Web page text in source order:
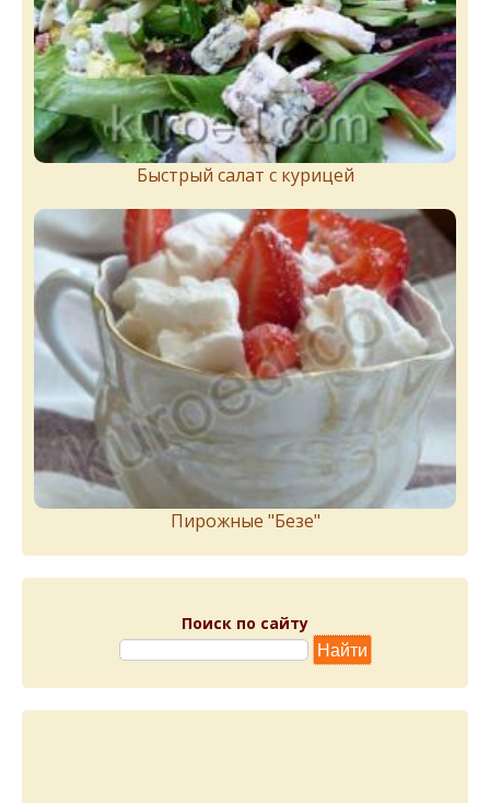
Быстрый салат с курицей
Пирожныe "Бeзe"
Поиск по сайту